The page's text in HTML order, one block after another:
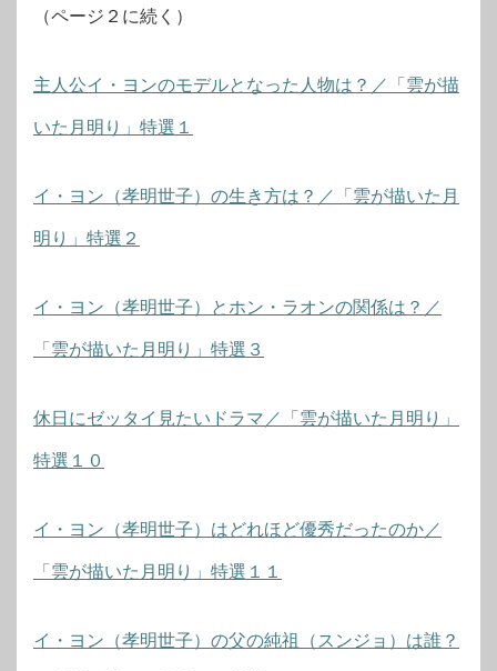
（ページ２に続く）
主人公イ・ヨンのモデルとなった人物は？／「雲が描
いた月明り」特選１
イ・ヨン（孝明世子）の生き方は？／「雲が描いた月
明り」特選２
イ・ヨン（孝明世子）とホン・ラオンの関係は？／
「雲が描いた月明り」特選３
休日にゼッタイ見たいドラマ／「雲が描いた月明り」
特選１０
イ・ヨン（孝明世子）はどれほど優秀だったのか／
「雲が描いた月明り」特選１１
イ・ヨン（孝明世子）の父の純祖（スンジョ）は誰？